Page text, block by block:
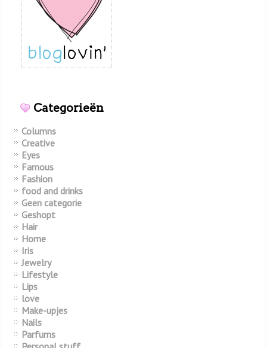
Categorieën
Columns
Creative
Eyes
Famous
Fashion
food and drinks
Geen categorie
Geshopt
Hair
Home
Iris
Jewelry
Lifestyle
Lips
love
Make-upjes
Nails
Parfums